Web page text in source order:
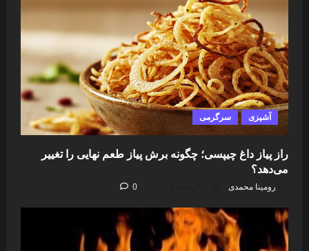
آشپزی سرگرمی
راز پیاز داغ چیپسی؛ چگونه برش پیاز طعم نهایی را تغییر
می‌دهد؟
رومینا محمدی 0